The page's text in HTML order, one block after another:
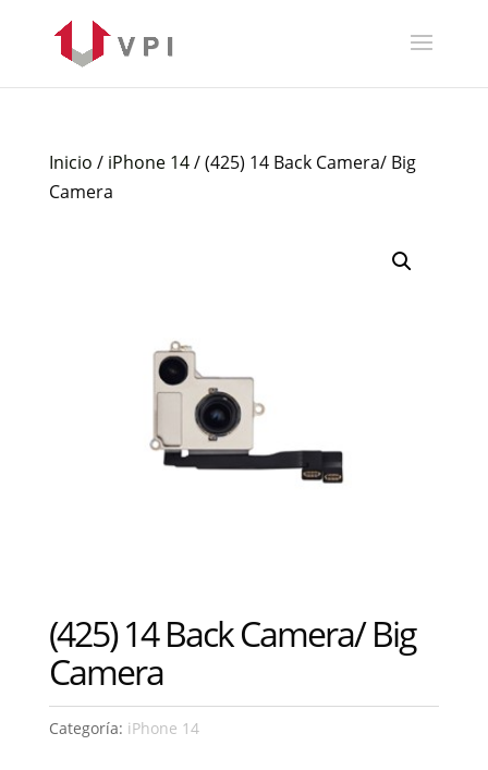
Inicio / iPhone 14/ (425) 14 Back Camera/ Big
Camera
(425) 14 Back Camera/ Big
Camera
Categoría: iPhone 14